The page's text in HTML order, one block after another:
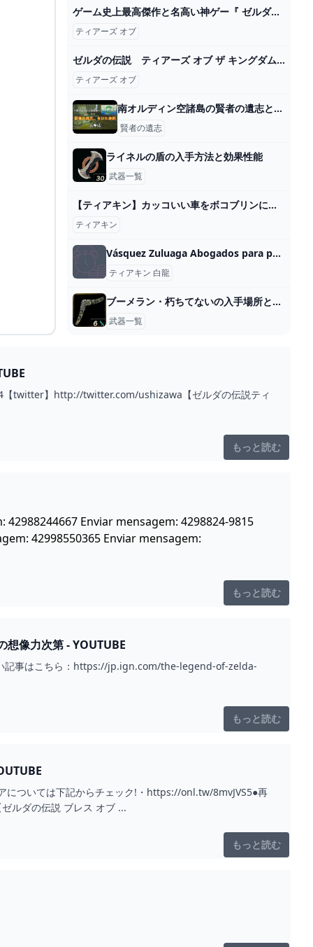
ゲーム史上最高傑作と名高い神ゲー『 ゼルダの伝説 ティアーズ オブ ザ キングダム 』#2 - YouTube
ティアーズ オブ
ゼルダの伝説 ティアーズ オブ ザ キングダム / The Legend of Zelda: Tears of the Kingdom Official Trailer #3 BGM - YouTube
ティアーズ オブ
南オルディン空諸島の賢者の遺志と古びた地図の入手法【ティアキン攻略】 - YouTube
賢者の遺志
ライネルの盾の入手方法と効果性能
武器一覧
【ティアキン】カッコいい車をボコブリンに自慢するリンク【ゼルダの伝説 ティアーズ オブ ザ キングダム】 - YouTube
ティアキン
Vásquez Zuluaga Abogados para pensión Cali
ティアキン 白龍
ブーメラン・朽ちてないの入手場所と効果
武器一覧
twitter】http://twitter.com/ushizawa【ゼルダの伝説ティ
もっと読む
Enviar mensagem: 4298824-9815
42998550365 Enviar mensagem:
もっと読む
想像力次第 - YOUTUBE
記事はこちら：https://jp.ign.com/the-legend-of-zelda-
もっと読む
については下記からチェック!・https://onl.tw/8mvJVS5●再
ルダの伝説 ブレス オブ ...
もっと読む